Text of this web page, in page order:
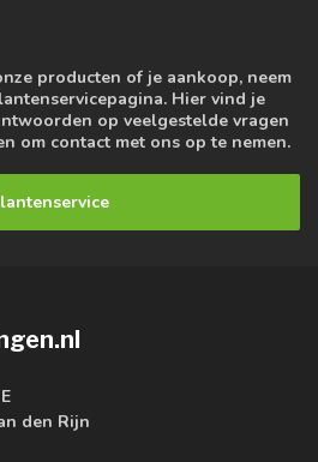
producten of je aankoop, neem
Hier vind je
op veelgestelde vragen
om contact met ons op te nemen.
den Rijn